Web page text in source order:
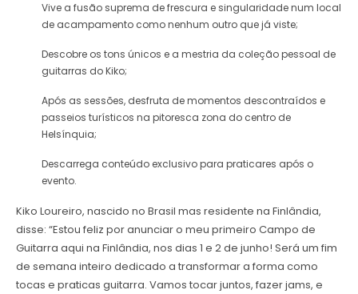
Vive a fusão suprema de frescura e singularidade num local
de acampamento como nenhum outro que já viste;
Descobre os tons únicos e a mestria da coleção pessoal de
guitarras do Kiko;
Após as sessões, desfruta de momentos descontraídos e
passeios turísticos na pitoresca zona do centro de
Helsínquia;
Descarrega conteúdo exclusivo para praticares após o
evento.
Kiko Loureiro, nascido no Brasil mas residente na Finlândia,
disse: “Estou feliz por anunciar o meu primeiro Campo de
Guitarra aqui na Finlândia, nos dias 1 e 2 de junho! Será um fim
de semana inteiro dedicado a transformar a forma como
tocas e praticas guitarra. Vamos tocar juntos, fazer jams, e